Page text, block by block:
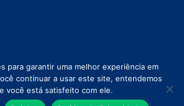
para garantir uma melhor experiência em
continuar a usar este site, entendemos
você está satisfeito com ele.